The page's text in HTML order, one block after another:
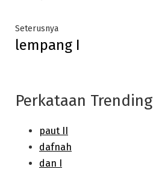
SeterusnyaNext
post:
lempang I
Perkataan Trending